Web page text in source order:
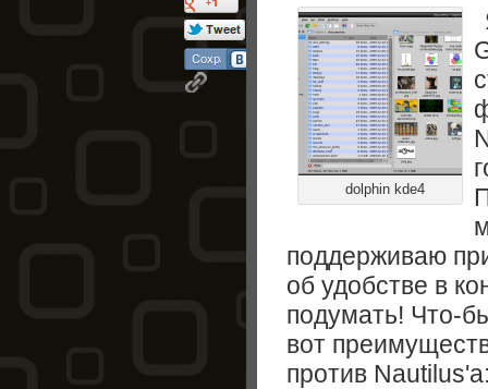
dolphin kde4
поддерживаю
об удобстве в
подумать! Что-
вот
против